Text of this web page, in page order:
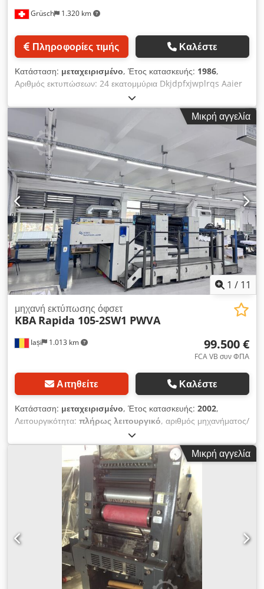
Grüsch 1.320 km
Πληροφορίες τιμής Καλέστε
Κατάσταση: μεταχειρισμένο, Έτος κατασκευής: 1986,
Αριθμός εκτυπώσεων: 24 εκατομμύρια Dkjdpfxjwplrqs Aaier
Μέγιστη ταχύτητα εκτύπωσης: 8.000 φύλλα ανά ώρα Μέγιστο
μέγεθος φύλλου: 36 x 52 εκ. Σύστημα απόσβεσης γραμμών
κορυφής
Μικρή αγγελία
1 / 11
Iași 1.013 km
μηχανή εκτύπωσης όφσετ
KBA Rapida 105-2SW1 PWVA
99.500 €
FCA VB συν ΦΠΑ
Αιτηθείτε Καλέστε
Κατάσταση: μεταχειρισμένο, Έτος κατασκευής: 2002,
Λειτουργικότητα: πλήρως λειτουργικό, αριθμός μηχανήματος/
, κανάλια χρώματος:
χαρτιού:1.000 χιλ., μέγ. ύψος χαρτιού:700 χιλ., ένδειξη
μετρητή (μαύρο):345.000.000, ένδειξη μετρητή (χρώμα):
, είδος εισερχόμενου ρεύματος: τριφασικός
Μηχανή οφσέτ KBA Rapida 105, εξοπλισμένη με σύστημα
διπλής όψης και ειδικά διαμορφωμένη για εκτύπωση σε λεπτό
χαρτί. Dsdpfx Aaoznuyxsiekr Τιμή: 99.500 ευρώ, βάσει όρων
παράδοσης FCA. Έτος κατασκευής: 2002 Αριθμός
εκτυπώσεων: 345 εκατομμύρια Διαστάσεις φύλλου: 1000 × 700
χιλ. Αριθμός χρωμάτων: 2+0 ή 1+1 Σύστημα διπλής όψης: Ναι
Εξοπλισμός: Κατάλληλη για εκτύπωση σε λεπτό χαρτί.
Διαθεσιμότητα: Αύγουστος 2026.
Μικρή αγγελία